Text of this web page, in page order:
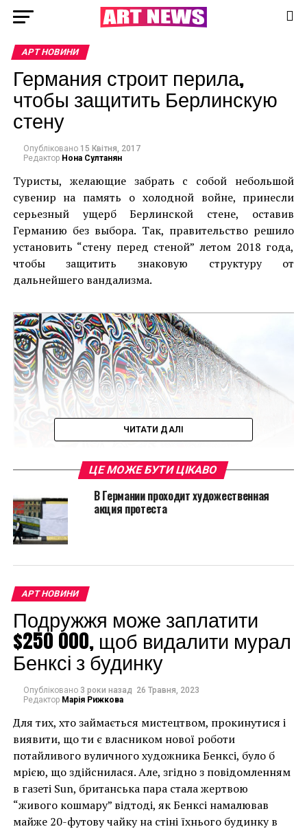
АРТ НОВИНИ
Германия строит перила,
чтобы защитить Берлинскую
стену
Опубліковано 15 Квітня, 2017
Редактор Нона Султанян
Туристы, желающие забрать с собой небольшой
сувенир на память о холодной войне, принесли
серьезный ущерб Берлинской стене, оставив
Германию без выбора. Так, правительство решило
установить “стену перед стеной” летом 2018 года,
чтобы защитить знаковую структуру от
дальнейшего вандализма.
Практически сразу же после открытия границы
между Восточным и Западным Берлином в 1990
1,3-километровый участок стены вдоль Шпрее на
улице Мюленштрассе (Meulenstrasse). Именно тогда
и возникла самая длинная художественная галерея
в мире – East-Side-Gallery, которая расположена под
открытым небом. Над этим объектом культурного
наследия работали 119 художников из 21 стран.
Ежегодно восточную сторону галереи посещают
около 3,5 млн. туристов, и это место считается
одним из самых популярных
достопримечательностей Германии.
По словам управляющего галереей Кани Алави,
проблема заключается в том, что не все посетители
уважают статус наследия. Некоторые пытаются
отломать себе кусок, в то время как другие рисуют
поверх работ художников. Один пакистанский
ЧИТАТИ ДАЛІ
ЦЕ МОЖЕ БУТИ ЦІКАВО
В Германии проходит художественная
акция протеста
АРТ НОВИНИ
Подружжя може заплатити
$250 000, щоб видалити мурал
Бенксі з будинку
Опубліковано 3 роки назад 26 Травня, 2023
Редактор Марія Рижкова
Для тих, хто займається мистецтвом, прокинутися і
виявити, що ти є власником нової роботи
потайливого вуличного художника Бенксі, було б
мрією, що здійснилася. Але, згідно з повідомленням
в газеті Sun, британська пара стала жертвою
“живого кошмару” відтоді, як Бенксі намалював
майже 20-футову чайку на стіні їхнього будинку в